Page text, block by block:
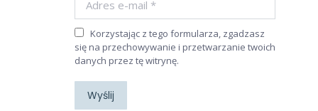
Korzystając z tego formularza, zgadzasz
się na przechowywanie i przetwarzanie twoich
danych przez tę witrynę.
Wyślij